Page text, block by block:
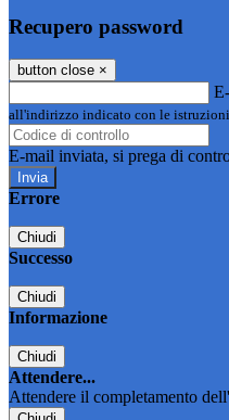
Recupero password
button close ×
all'indirizzo indicato con le istruzioni
E-mail inviata, si prega di
Errore
Chiudi
Successo
Chiudi
Informazione
Chiudi
Attendere...
Attendere il completamento